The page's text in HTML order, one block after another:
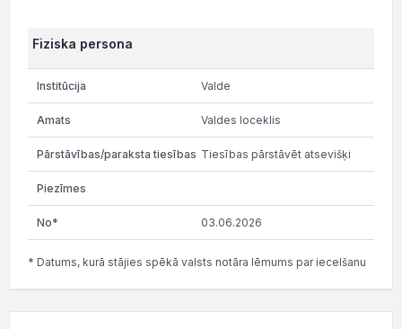
Fiziska persona
Valde
Valdes loceklis
Tiesības pārstāvēt atsevišķi
03.06.2026
* Datums, kurā stājies spēkā valsts notāra lēmums par iecelšanu